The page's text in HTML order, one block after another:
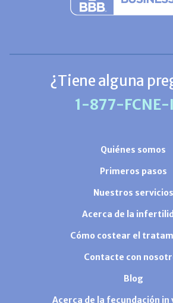
¿Tiene alguna
1-877-FCNE-
Quiénes somos
Primeros pasos
Nuestros servicios
Acerca de la
Cómo costear el
Contacte con
Blog
Acerca de la fecundación in